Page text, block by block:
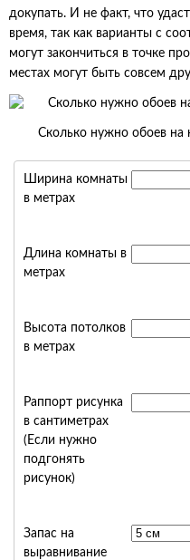
докупать. И не факт, что
время, так как варианты с
могут закончиться в точке
местах могут быть совсем
Сколько нужно обоев на
Ширина комнаты
в метрах
Длина комнаты в
метрах
Высота потолков
в метрах
Раппорт рисунка
в сантиметрах
(Если нужно
подгонять
рисунок)
Запас на
выравнивание